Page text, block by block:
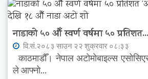
नाडाको ५० औँ स्वर्ण वर्षमा ५० प्रतिशत...
वि.सं.२०८३ साउन २२ शुक्रवार ०८:३३
काठमाडौँ। नेपाल अटोमोबाइल्स
ले आफ्नो...